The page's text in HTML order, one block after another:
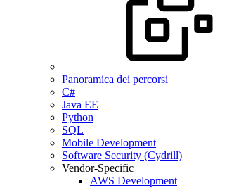
Panoramica dei percorsi
C#
Java EE
Python
SQL
Mobile Development
Software Security (Cydrill)
Vendor-Specific
AWS Development